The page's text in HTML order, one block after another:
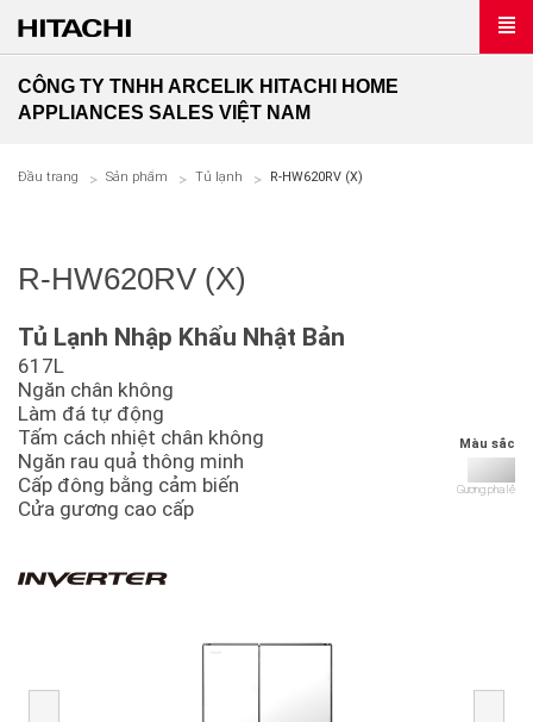
CÔNG TY TNHH ARCELIK HITACHI HOME
APPLIANCES SALES VIỆT NAM
Đầu trang Sản phẩm Tủ lạnh R-HW620RV (X)
R-HW620RV (X)
Tủ Lạnh Nhập Khẩu Nhật Bản
617L
Ngăn chân không
Làm đá tự động
Tấm cách nhiệt chân không
Ngăn rau quả thông minh
Cấp đông bằng cảm biến
Cửa gương cao cấp
Màu sắc
Gương pha lê